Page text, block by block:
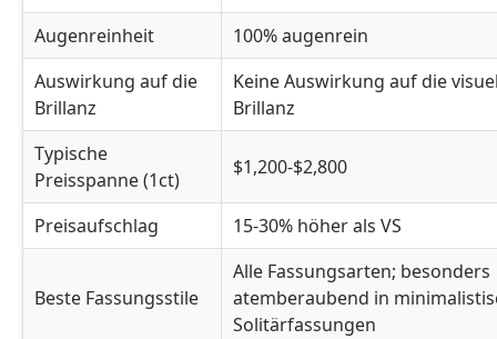
Augenreinheit
100% augenrein
Auswirkung auf die
Brillanz
Keine Auswirkung auf die
Brillanz
Typische
Preisspanne (1ct)
$1,200-$2,800
Preisaufschlag 15-30% höher als VS
Beste Fassungsstile
Alle Fassungsarten; besonders
atemberaubend in
Solitärfassungen